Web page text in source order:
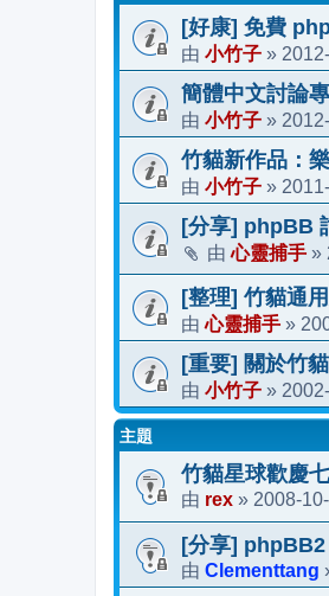
[好康] 免費
由 小竹子 »
簡體中文討論
由 小竹子 »
竹貓新作品：
由 小竹子 »
[分享] phpBB
由心靈捕手 »
[整理] 竹貓通
由心靈捕手 »
[重要] 關於竹
由 小竹子 »
主題
竹貓星球歡慶
由 rex » 2008-
[分享]
由 Clementtang